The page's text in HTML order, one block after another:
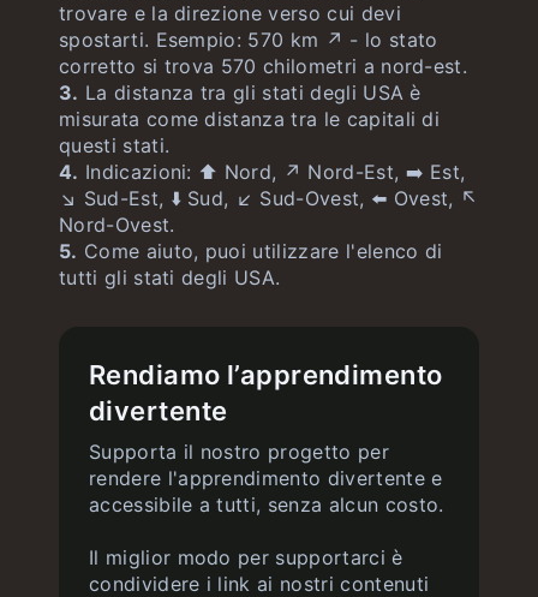
trovare e la direzione verso cui devi
spostarti. Esempio: 570 km ↗️ - lo stato
corretto si trova 570 chilometri a nord-est.
3. La distanza tra gli stati degli USA è
misurata come distanza tra le capitali di
questi stati.
4. Indicazioni: ⬆️ Nord, ↗️ Nord-Est, ➡️ Est,
↘️ Sud-Est, ⬇️ Sud, ↙️ Sud-Ovest, ⬅️ Ovest, ↖️
Nord-Ovest.
5. Come aiuto, puoi utilizzare l'elenco di
tutti gli stati degli USA.
Rendiamo l’apprendimento
divertente
Supporta il nostro progetto per
rendere l'apprendimento divertente e
accessibile a tutti, senza alcun costo.
Il miglior modo per supportarci è
condividere i link ai nostri contenuti